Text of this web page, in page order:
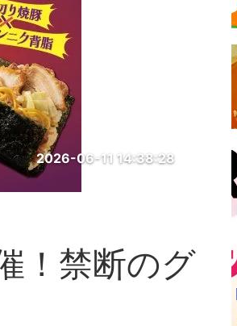
2026-06-11 14:38:28
！禁断のグ